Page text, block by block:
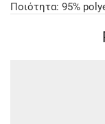
Ποιότητα: 95%